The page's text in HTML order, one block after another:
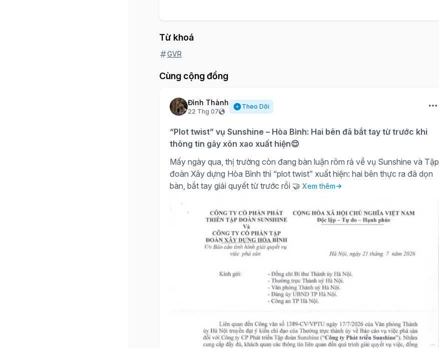
Từ khoá
GVR
Cùng cộng đồng
Đình Thành
22 Thg 07
Theo Dõi
“Plot twist” vụ Sunshine – Hòa Bình: Hai bên đã bắt tay từ trước khi
thông tin gây xôn xao xuất hiện😌
Mấy ngày qua, thị trường còn đang bàn luận rôm rả về vụ Sunshine và Tập
đoàn Xây dựng Hòa Bình thì “plot twist” xuất hiện: hai bên thực ra đã dọn
bàn, bắt tay giải quyết từ trước rồi 🤝 Xem thêm